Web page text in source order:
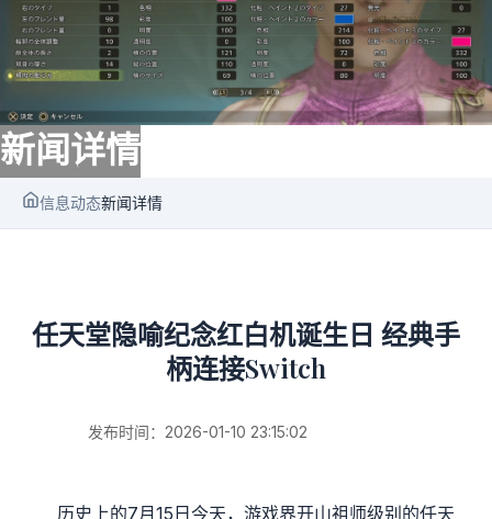
新闻详情
信息动态新闻详情
任天堂隐喻纪念红白机诞生日 经典手
柄连接Switch
发布时间：2026-01-10 23:15:02
历史上的7月15日今天，游戏界开山祖师级别的任天